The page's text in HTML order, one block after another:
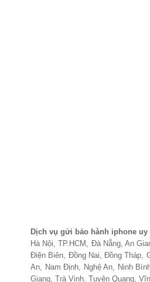
Dịch vụ gửi bảo hành iphone
Hà Nội, TP.HCM, Đà Nẵng, An
Điện Biên, Đồng Nai, Đồng Tháp,
An, Nam Định, Nghệ An, Ninh
Giang, Trà Vinh, Tuyên Quang,